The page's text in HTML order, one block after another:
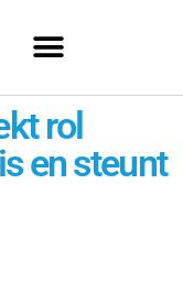
rol
en steunt